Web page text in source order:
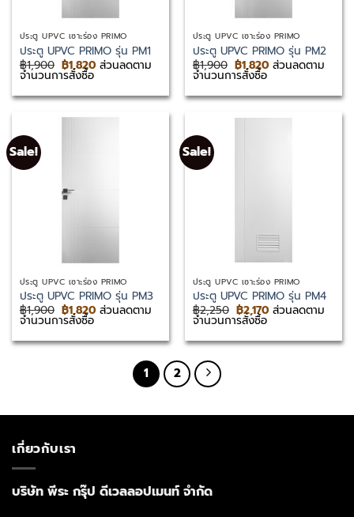
ประตู UPVC เซาะร่อง PRIMO
ประตู UPVC PRIMO รุ่น PM1
฿1,900 Original
price
฿1,900.
฿1,820Current
฿1,820.
ส่วนลดตาม
จำนวนการสั่งซื้อ
ประตู UPVC เซาะร่อง PRIMO
ประตู UPVC PRIMO รุ่น PM2
฿1,900 Original
price
฿1,900.
฿1,820Current
฿1,820.
ส่วนลดตาม
จำนวนการสั่งซื้อ
Sale!
ประตู UPVC เซาะร่อง PRIMO
ประตู UPVC PRIMO รุ่น PM3
฿1,900 Original
price
฿1,900.
฿1,820Current
฿1,820.
ส่วนลดตาม
จำนวนการสั่งซื้อ
Sale!
ประตู UPVC เซาะร่อง PRIMO
ประตู UPVC PRIMO รุ่น PM4
฿2,250 Original
price
฿2,250.
฿2,170Current
฿2,170.
ส่วนลดตาม
จำนวนการสั่งซื้อ
1 2
เกี่ยวกับเรา
บริษัท พีระ กรุ๊ป ดีเวลลอปเมนท์ จำกัด